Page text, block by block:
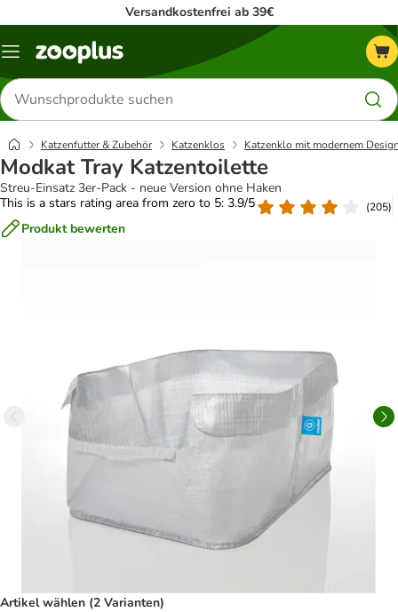
Versandkostenfrei ab 39€
Menü
Produkte
suchen
Katzenfutter & Zubehör Katzenklos Katzenklo mit modernem
Modkat Tray Katzentoilette
Streu-Einsatz 3er-Pack - neue Version ohne Haken
This is a stars rating area from zero to 5: 3.9/5
(205)
Produkt bewerten
Artikel wählen (2 Varianten)